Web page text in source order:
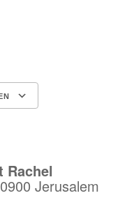
Rachel
Jerusalem